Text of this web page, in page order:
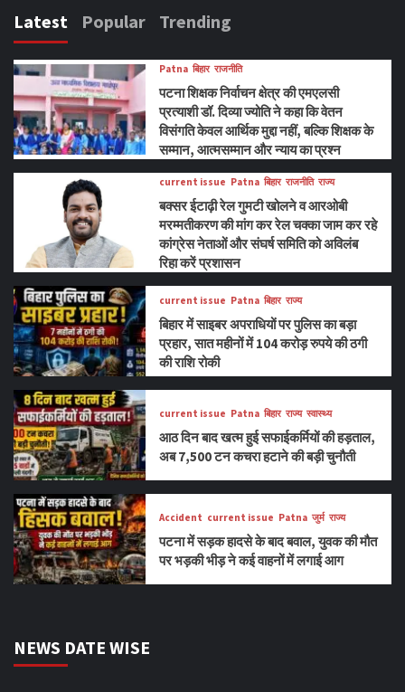
Latest Popular Trending
Patna बिहार राजनीति
पटना शिक्षक निर्वाचन क्षेत्र की एमएलसी
प्रत्याशी डॉ. दिव्या ज्योति ने कहा कि वेतन
विसंगति केवल आर्थिक मुद्दा नहीं, बल्कि शिक्षक के
सम्मान, आत्मसम्मान और न्याय का प्रश्न
current issue Patna बिहार राजनीति राज्य
बक्सर ईटाढ़ी रेल गुमटी खोलने व आरओबी
मरम्मतीकरण की मांग कर रेल चक्का जाम कर रहे
कांग्रेस नेताओं और संघर्ष समिति को अविलंब
रिहा करें प्रशासन
current issue Patna बिहार राज्य
बिहार में साइबर अपराधियों पर पुलिस का बड़ा
प्रहार, सात महीनों में 104 करोड़ रुपये की ठगी
की राशि रोकी
current issue Patna बिहार राज्य स्वास्थ्य
आठ दिन बाद खत्म हुई सफाईकर्मियों की हड़ताल,
अब 7,500 टन कचरा हटाने की बड़ी चुनौती
Accident current issue Patna जुर्म राज्य
पटना में सड़क हादसे के बाद बवाल, युवक की मौत
पर भड़की भीड़ ने कई वाहनों में लगाई आग
NEWS DATE WISE